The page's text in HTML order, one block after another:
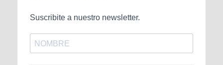
Suscribite a nuestro newsletter.